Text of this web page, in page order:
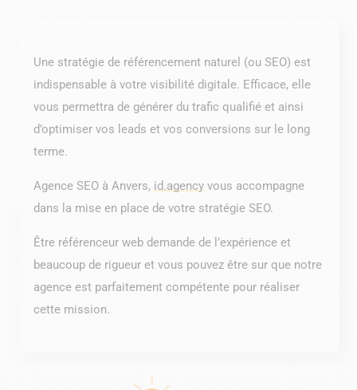
Une stratégie de référencement naturel (ou SEO) est
indispensable à votre visibilité digitale. Efficace, elle
vous permettra de générer du trafic qualifié et ainsi
d’optimiser vos leads et vos conversions sur le long
terme.
Agence SEO à Anvers, id.agency vous accompagne
dans la mise en place de votre stratégie SEO.
Être référenceur web demande de l’expérience et
beaucoup de rigueur et vous pouvez être sur que notre
agence est parfaitement compétente pour réaliser
cette mission.